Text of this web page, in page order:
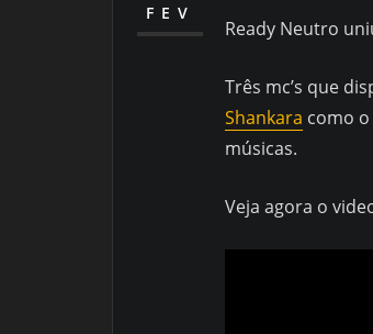
FEV
Ready Neutro
Três mc’s que
Shankara como o
músicas.
Veja agora o